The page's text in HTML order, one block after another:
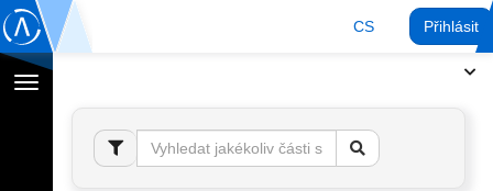
CS Přihlásit
Přepnout
navigaci